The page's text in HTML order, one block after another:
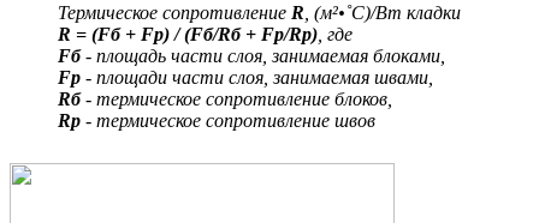
Термическое сопротивление R , (м²•˚С)/Вт кладки
R = (Fб + Fр) / (Fб/Rб + Fр/Rр) , где
Fб- площадь части слоя, занимаемая блоками,
Fр - площади части слоя, занимаемая швами,
Rб- термическое сопротивление блоков,
Rр - термическое сопротивление швов